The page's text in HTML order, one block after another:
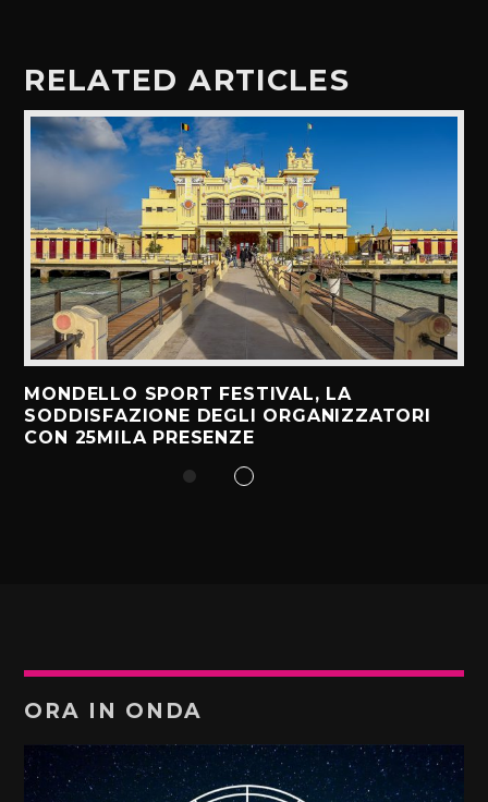
RELATED ARTICLES
MONDELLO SPORT FESTIVAL, LA
SODDISFAZIONE DEGLI ORGANIZZATORI
CON 25MILA PRESENZE
ORA IN ONDA